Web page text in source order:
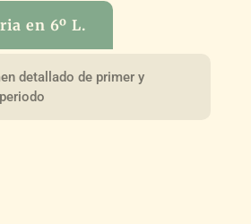
en 6º L.
detallado de primer y